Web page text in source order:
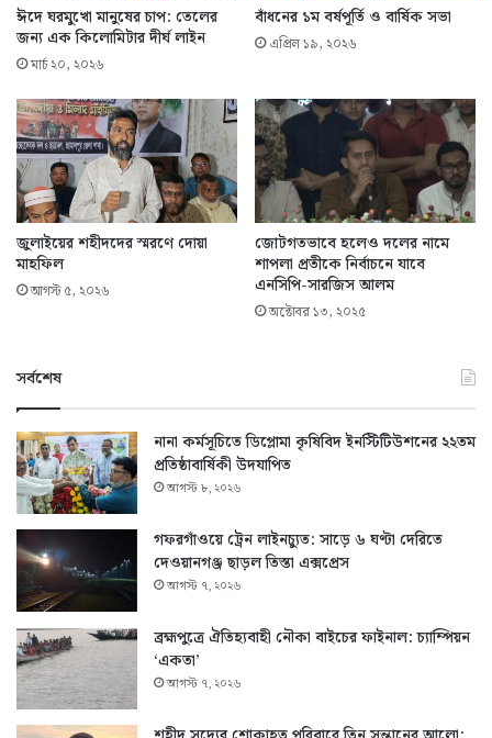
ঈদে ঘরমুখো মানুষের চাপ: তেলের
জন্য এক কিলোমিটার দীর্ঘ লাইন
মার্চ ২০, ২০২৬
বাঁধনের ১ম বর্ষপূর্তি ও বার্ষিক সভা
এপ্রিল ১৯, ২০২৬
জুলাইয়ের শহীদদের স্মরণে দোয়া
মাহফিল
আগস্ট ৫, ২০২৬
জোটগতভাবে হলেও দলের নামে
শাপলা প্রতীকে নির্বাচনে যাবে
এনসিপি-সারজিস আলম
অক্টোবর ১৩, ২০২৫
সর্বশেষ
নানা কর্মসূচিতে ডিপ্লোমা কৃষিবিদ ইনস্টিটিউশনের ২২তম
প্রতিষ্ঠাবার্ষিকী উদযাপিত
আগস্ট ৮, ২০২৬
গফরগাঁওয়ে ট্রেন লাইনচ্যুত: সাড়ে ৬ ঘণ্টা দেরিতে
দেওয়ানগঞ্জ ছাড়ল তিস্তা এক্সপ্রেস
আগস্ট ৭, ২০২৬
ব্রহ্মপুত্রে ঐতিহ্যবাহী নৌকা বাইচের ফাইনাল: চ্যাম্পিয়ন
‘একতা’
আগস্ট ৭, ২০২৬